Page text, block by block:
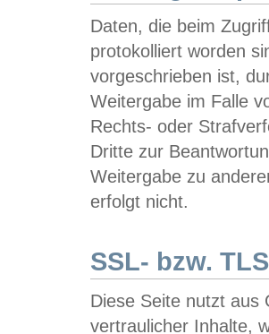
Daten, die beim
protokolliert worden
vorgeschrieben ist,
Weitergabe im Falle
Rechts- oder
Dritte zur
Weitergabe zu
erfolgt nicht.
SSL- bzw.
Diese Seite nutzt aus
vertraulicher Inhalte,